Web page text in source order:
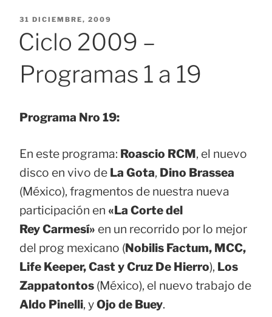
PUBLICADO
31 DICIEMBRE, 2009
Ciclo 2009 –
Programas 1 a 19
Programa Nro 19:
En este programa: Roascio RCM, el nuevo
disco en vivo de La Gota, Dino Brassea
(México), fragmentos de nuestra nueva
participación en «La Corte del
Rey Carmesí» en un recorrido por lo mejor
del prog mexicano (Nobilis Factum, MCC,
Life Keeper, Cast y Cruz De Hierro), Los
Zappatontos (México), el nuevo trabajo de
Aldo Pinelli, yOjo de Buey.